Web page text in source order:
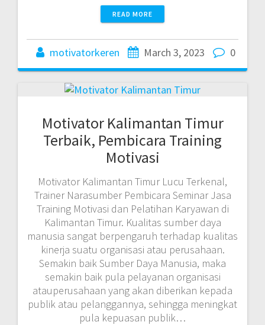
READ MORE
motivatorkeren March 3, 2023 0
Motivator Kalimantan Timur
Terbaik, Pembicara Training
Motivasi
Motivator Kalimantan Timur Lucu Terkenal,
Trainer Narasumber Pembicara Seminar Jasa
Training Motivasi dan Pelatihan Karyawan di
Kalimantan Timur. Kualitas sumber daya
manusia sangat berpengaruh terhadap kualitas
kinerja suatu organisasi atau perusahaan.
Semakin baik Sumber Daya Manusia, maka
semakin baik pula pelayanan organisasi
atauperusahaan yang akan diberikan kepada
publik atau pelanggannya, sehingga meningkat
pula kepuasan publik…